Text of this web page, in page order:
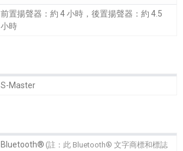
前置揚聲器：約 4 小時，後置揚聲器：約 4.5
小時
S-Master
Bluetooth® (註：此 Bluetooth® 文字商標和標誌